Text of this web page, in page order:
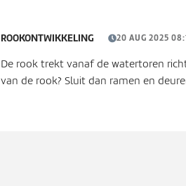
ROOKONTWIKKELING 20 AUG 2025
De rook trekt vanaf de watertoren
van de rook? Sluit dan ramen en